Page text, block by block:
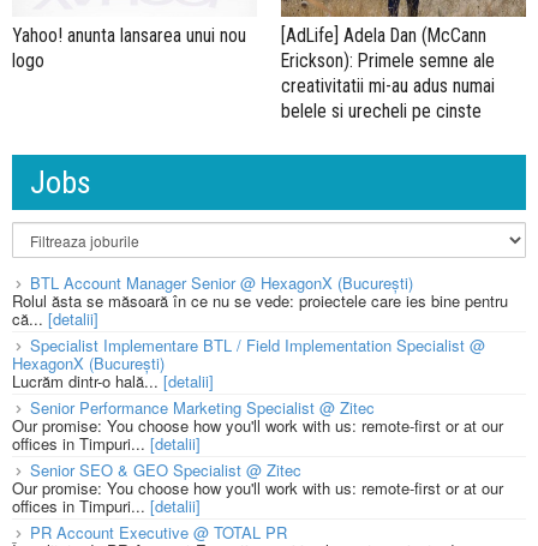
Yahoo! anunta lansarea unui nou
logo
[AdLife] Adela Dan (McCann
Erickson): Primele semne ale
creativitatii mi-au adus numai
belele si urecheli pe cinste
Jobs
BTL Account Manager Senior @ HexagonX (București)
Rolul ăsta se măsoară în ce nu se vede: proiectele care ies bine pentru
că... [detalii]
Specialist Implementare BTL / Field Implementation Specialist @
HexagonX (București)
Lucrăm dintr-o hală...[detalii]
Senior Performance Marketing Specialist @ Zitec
Our promise: You choose how you'll work with us: remote-first or at our
offices in Timpuri... [detalii]
Senior SEO & GEO Specialist @ Zitec
Our promise: You choose how you'll work with us: remote-first or at our
offices in Timpuri... [detalii]
PR Account Executive @ TOTAL PR